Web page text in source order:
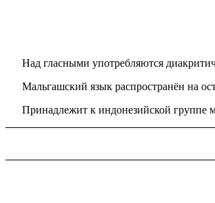
Над гласными употребляются
Мальгашский язык распространён на
Принадлежит к индонезийской группе